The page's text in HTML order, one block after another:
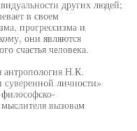
других людей;
в своем
прогрессизма и
они являются
счастья человека.
антропология Н.К.
личности»
философско-
мыслителя вызовам